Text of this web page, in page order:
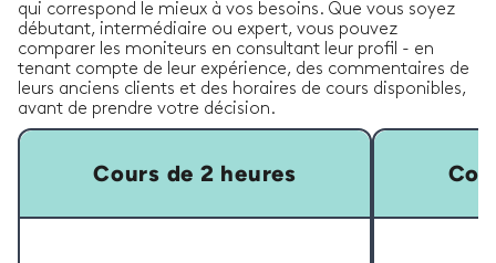
qui correspond le mieux à vos besoins. Que vous soyez
débutant, intermédiaire ou expert, vous pouvez
comparer les moniteurs en consultant leur profil - en
tenant compte de leur expérience, des commentaires de
leurs anciens clients et des horaires de cours disponibles,
avant de prendre votre décision.
Cours de 2 heures